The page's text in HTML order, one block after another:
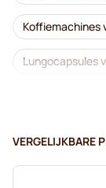
Koffiemachines
Lungocapsules
Lavazza voor
Café Royal -
VERGELIJKBARE